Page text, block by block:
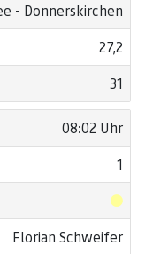
- Donnerskirchen
27,2
31
08:02 Uhr
1
Florian Schweifer